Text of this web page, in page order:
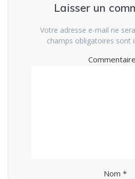
Laisser un
Votre adresse e-mail ne
champs obligatoires sont
Commentaire
Nom *